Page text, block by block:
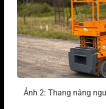
Ảnh 2: Thang nâng